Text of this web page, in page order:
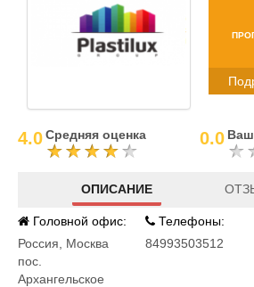
4.0Средняя оценка 0.0
ОПИСАНИЕ
Головной офис:
Россия
Москва
пос.
Архангельское
Телефоны:
84993503512